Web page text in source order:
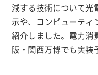
減する技術について光
示や、コンピューティ
紹介しました。電力消
阪・関西万博でも実装